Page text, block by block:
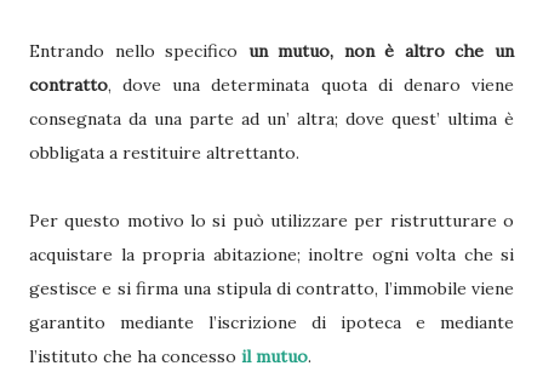
Entrando nello specifico un mutuo, non è altro che un
contratto, dove una determinata quota di denaro viene
consegnata da una parte ad un’ altra; dove quest’ ultima è
obbligata a restituire altrettanto.
Per questo motivo lo si può utilizzare per ristrutturare o
acquistare la propria abitazione; inoltre ogni volta che si
gestisce e si firma una stipula di contratto, l’immobile viene
garantito mediante l’iscrizione di ipoteca e mediante
l’istituto che ha concesso il mutuo.